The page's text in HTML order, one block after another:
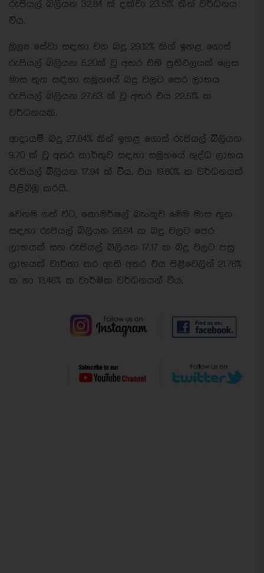
රුපියල් බිලියන 32.84 ක් දක්වා 23.51% කින් වර්ධනය
විය.
මූල්‍ය සේවා සඳහා වන බදු 29.12% කින් ඉහළ ගොස්
රුපියල් බිලියන 5.20ක් වූ අතර එහි ප්‍රතිඵලයක් ලෙස
මාස තුන සඳහා සමූහයේ බදු වලට පෙර ලාභය
රුපියල් බිලියන 27.63 ක් වූ අතර එය 22.51% ක
වර්ධනයකි.
ආදායම් බදු 27.84% කින් ඉහළ ගොස් රුපියල් බිලියන
9.70 ක් වූ අතර කාර්තුව සඳහා සමූහයේ ශුද්ධ ලාභය
රුපියල් බිලියන 17.94 ක් විය. එය 19.80% ක වර්ධනයක්
පිළිබිඹු කරයි.
වෙනම ගත් විට, කොමර්ෂල් බැංකුව මෙම මාස තුන
සඳහා රුපියල් බිලියන 26.64 ක බදු වලට පෙර
ලාභයක් සහ රුපියල් බිලියන 17.17 ක බදු වලට පසු
ලාභයක් වාර්තා කර ඇති අතර එය පිළිවෙලින් 21.76%
ක හා 18.46% ක වාර්ෂික වර්ධනයන් විය.